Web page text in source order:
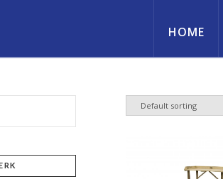
HOME